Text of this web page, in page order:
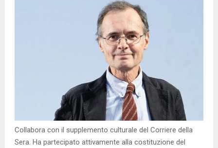
Collabora con il supplemento culturale del Corriere della
Sera. Ha partecipato attivamente alla costituzione del